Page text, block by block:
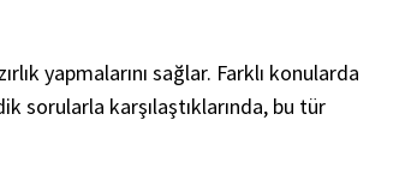
yapmalarını sağlar. Farklı konularda
sorularla karşılaştıklarında, bu tür